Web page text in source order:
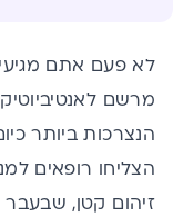
לא פעם אתם
מרשם
הנצרכות ביותר
הצליחו רופאים
זיהום קטן,